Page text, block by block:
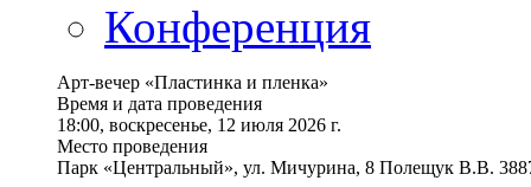
Конференция
Арт-вечер «Пластинка и пленка»
Время и дата проведения
18:00, воскресенье, 12 июля 2026 г.
Место проведения
Парк «Центральный», ул. Мичурина, 8 Полещук В.В.